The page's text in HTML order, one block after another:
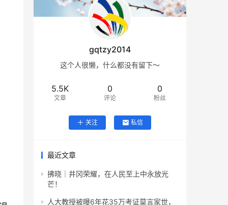
gqtzy2014
这个人很懒，什么都没有留下～
5.5K
文章
0
评论
0
粉丝
关注 私信
最近文章
拂晓｜井冈荣耀，在人民至上中永放光
芒！
人大教授被曝6年花35万考证莫言家世，